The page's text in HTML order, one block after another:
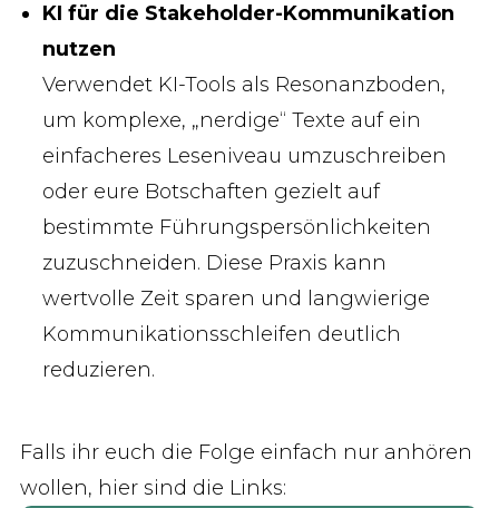
KI für die Stakeholder-Kommunikation
nutzen
Verwendet KI-Tools als Resonanzboden,
um komplexe, „nerdige“ Texte auf ein
einfacheres Leseniveau umzuschreiben
oder eure Botschaften gezielt auf
bestimmte Führungspersönlichkeiten
zuzuschneiden. Diese Praxis kann
wertvolle Zeit sparen und langwierige
Kommunikationsschleifen deutlich
reduzieren.
Falls ihr euch die Folge einfach nur anhören
wollen, hier sind die Links: